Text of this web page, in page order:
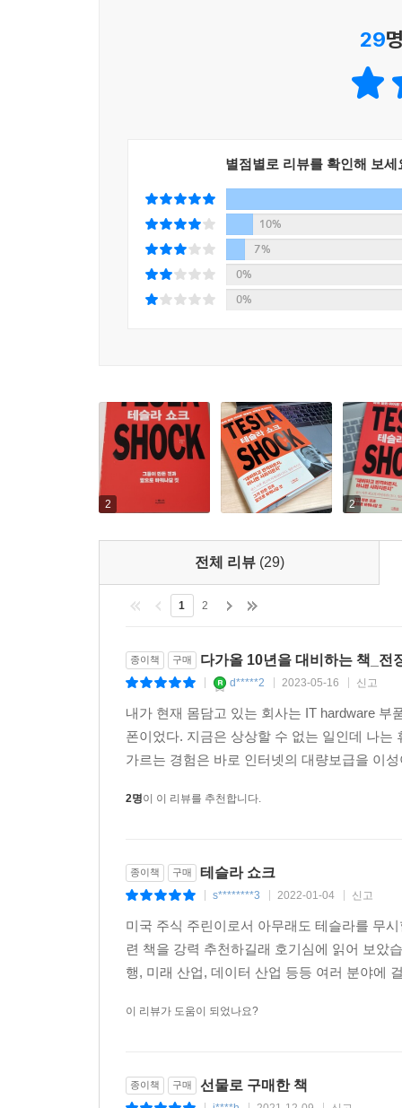
스마트폰의 등장 때보다 훨씬 더 크고 다양한
안드로이드를 탑재한 뛰어난 제품을 만들어 살
있다. 모빌리티 혁명이 제조·에너지·통신·서비
내 사라지는 기업, 그리고 뜨는 기업이 생겨날
것이다. 자신들이 자동차 업계의 구글 안드로이드
‘테슬라 쇼크’는 한국의 4대 그룹, 즉 삼성·현
테슬라 쇼크에 맞서기 위해선 어떻게 해야 할까?
할 중요한 시사점을 풀어간다. 한때 사기꾼과 프
어떻게 오늘날 세계 최고의 비즈니스 혁신가가 되
무서운 실행력, 실행을 가능케 하는 강력한 기술
29
별점별로 리뷰를 확인해 보세
10%
7%
0%
0%
2 2
전체 리뷰 (29)
1 2
종이책 구매 다가올 10년을 대비하는 책_전
d*****2 2023-05-16 신고
내가 현재 몸담고 있는 회사는 IT hardware
폰이었다. 지금은 상상할 수 없는 일인데 나
가르는 경험은 바로 인터넷의 대량보급을 이
2명이 이 리뷰를 추천합니다.
종이책 구매 테슬라 쇼크
s********3 2022-01-04 신고
미국 주식 주린이로서 아무래도 테슬라를 무
련 책을 강력 추천하길래 호기심에 읽어 보았
행, 미래 산업, 데이터 산업 등등 여러 분야에
이 리뷰가 도움이 되었나요?
종이책 구매 선물로 구매한 책